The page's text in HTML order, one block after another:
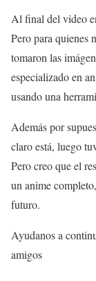
Al final del video
Pero para quienes
tomaron las
especializado en
usando una
Además por
claro está, luego
Pero creo que el
un anime
futuro.
Ayudanos a
amigos